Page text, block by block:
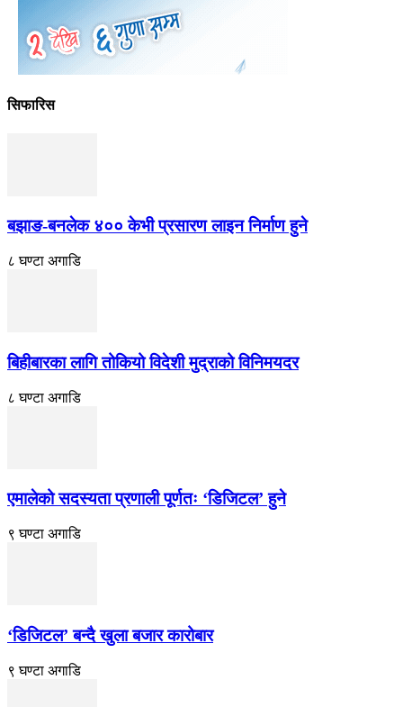
सिफारिस
बझाङ-बनलेक ४०० केभी प्रसारण लाइन निर्माण हुने
८ घण्टा अगाडि
बिहीबारका लागि तोकियो विदेशी मुद्राको विनिमयदर
८ घण्टा अगाडि
एमालेको सदस्यता प्रणाली पूर्णतः ‘डिजिटल’ हुने
९ घण्टा अगाडि
‘डिजिटल’ बन्दै खुला बजार कारोबार
९ घण्टा अगाडि